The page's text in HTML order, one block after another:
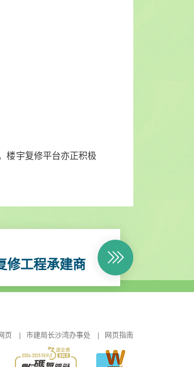
楼宇复修平台亦正积极
修工程承建商
页 市建局长沙湾办事处 网页指南